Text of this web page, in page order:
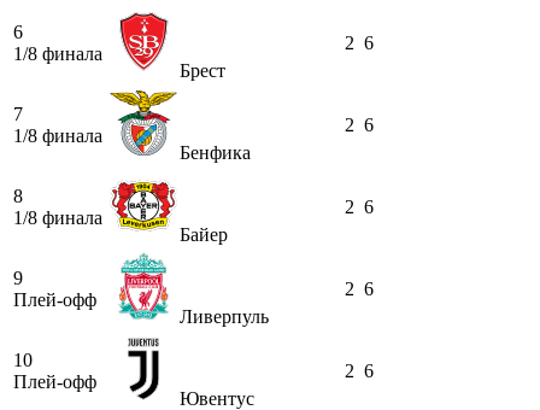
6
1/8 финала
Брест
2 6
7
1/8 финала
Бенфика
2 6
8
1/8 финала
Байер
2 6
9
Плей-офф
Ливерпуль
2 6
10
Плей-офф
Ювентус
2 6